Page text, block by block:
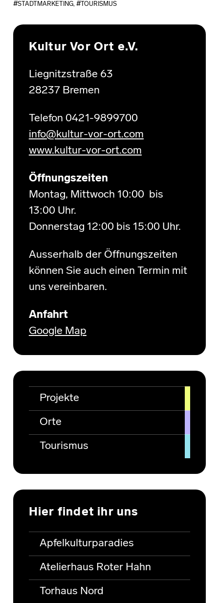
STADTMARKETING, TOURISMUS
Skip back to main navigation
Kultur Vor Ort e.V.
Liegnitzstraße 63
28237 Bremen
Telefon 0421-9899700
info@kultur-vor-ort.com
www.kultur-vor-ort.com
Öffnungszeiten
Montag, Mittwoch 10:00 bis
13:00 Uhr.
Donnerstag 12:00 bis 15:00 Uhr.
Ausserhalb der Öffnungszeiten
können Sie auch einen Termin mit
uns vereinbaren.
Anfahrt
Google Map
Projekte
Orte
Tourismus
Hier findet ihr uns
Apfelkulturparadies
Atelierhaus Roter Hahn
Torhaus Nord